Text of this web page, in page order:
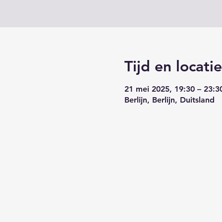
Tijd en locatie
21 mei 2025, 19:30 –
Berlijn, Berlijn, Duitsland